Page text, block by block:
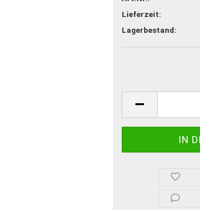
Passwort vergessen?
Lieferzeit:
Lagerbestand: